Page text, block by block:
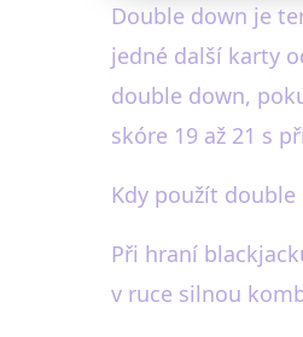
Double down je
jedné další karty
double down,
skóre 19 až 21 s
Kdy použít double
Při hraní
v ruce silnou